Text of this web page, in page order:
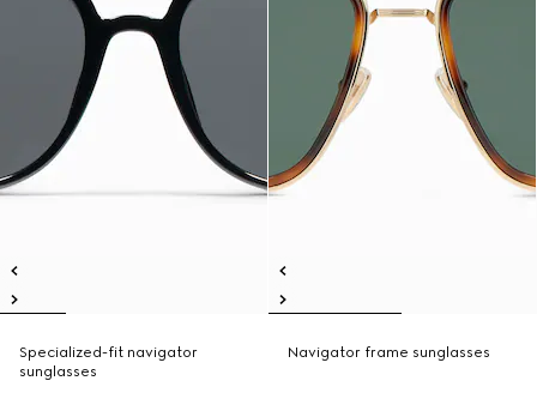
Specialized-fit navigator
sunglasses
Navigator frame sunglasses